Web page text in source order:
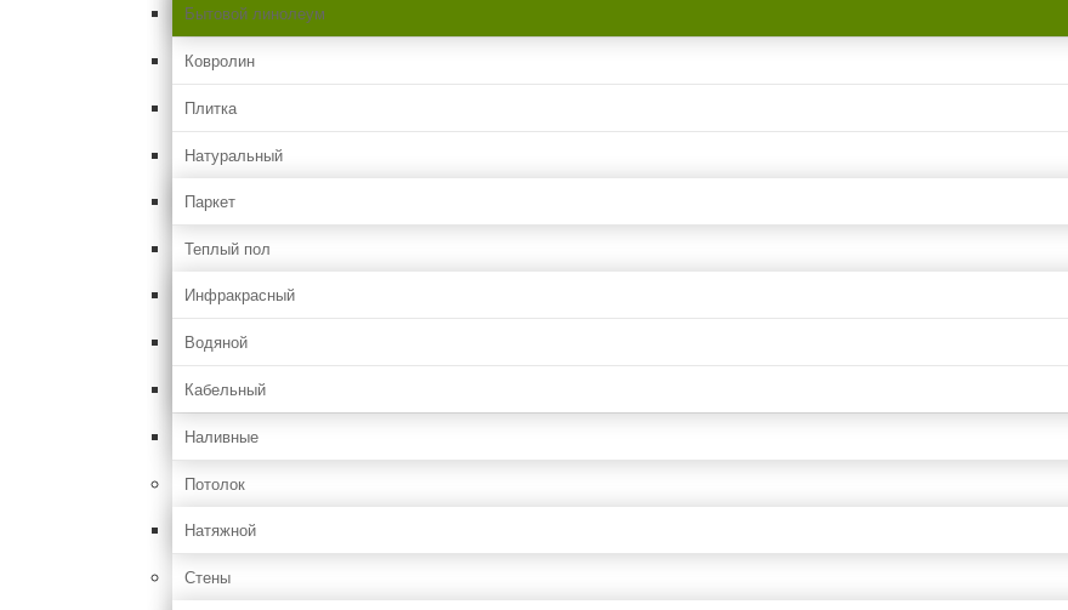
Бытовой линолеум
Ковролин
Плитка
Натуральный
Паркет
Теплый пол
Инфракрасный
Водяной
Кабельный
Наливные
Потолок
Натяжной
Стены